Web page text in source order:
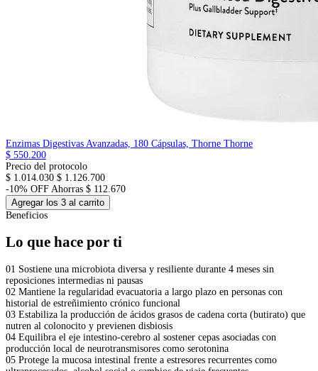
Enzimas Digestivas Avanzadas, 180 Cápsulas, Thorne Thorne
$ 550.200
Precio del protocolo
$ 1.014.030 $ 1.126.700
-10% OFF Ahorras $ 112.670
Agregar los 3 al carrito
Beneficios
Lo que hace por ti
01 Sostiene una microbiota diversa y resiliente durante 4 meses sin
reposiciones intermedias ni pausas
02 Mantiene la regularidad evacuatoria a largo plazo en personas con
historial de estreñimiento crónico funcional
03 Estabiliza la producción de ácidos grasos de cadena corta (butirato) que
nutren al colonocito y previenen disbiosis
04 Equilibra el eje intestino-cerebro al sostener cepas asociadas con
producción local de neurotransmisores como serotonina
05 Protege la mucosa intestinal frente a estresores recurrentes como